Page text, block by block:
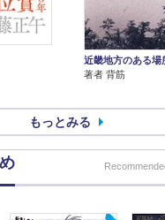
近畿地方のある場
著者 背筋
もっとみる